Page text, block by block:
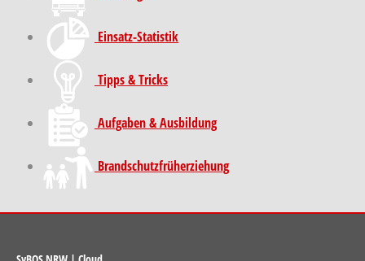
Einsatz-Statistik
Tipps & Tricks
Aufgaben & Ausbildung
Brand­schutz­früh­erziehung